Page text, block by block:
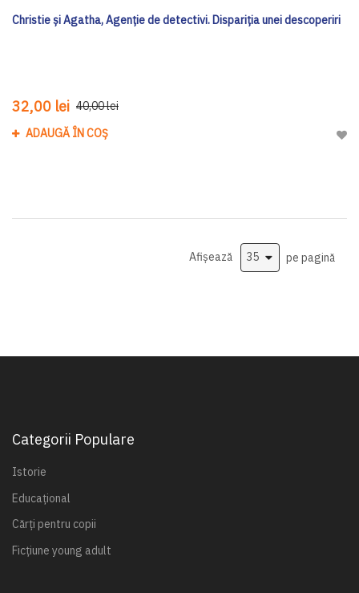
Christie și Agatha, Agenție de detectivi. Dispariția unei descoperiri
32,00 lei 40,00 lei
ADAUGĂ ÎN COȘ
Afișează pe pagină
Categorii Populare
Istorie
Educațional
Cărți pentru copii
Ficțiune young adult